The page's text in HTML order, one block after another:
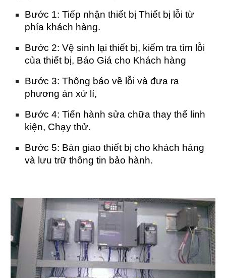
Bước 1: Tiếp nhận thiết bị Thiết bị lỗi từ
phía khách hàng.
Bước 2: Vệ sinh lại thiết bị, kiểm tra tìm lỗi
của thiết bị, Báo Giá cho Khách hàng
Bước 3: Thông báo về lỗi và đưa ra
phương án xử lí,
Bước 4: Tiến hành sửa chữa thay thế linh
kiện, Chạy thử.
Bước 5: Bàn giao thiết bị cho khách hàng
và lưu trữ thông tin bảo hành.